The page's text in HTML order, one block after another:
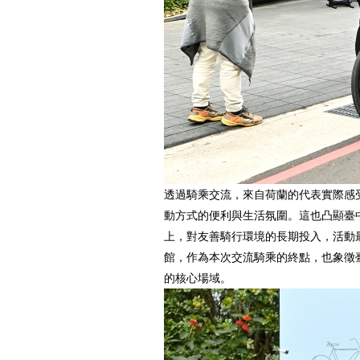
透過騎乘交流，來自荷蘭的代表實際
動方式的便利與生活氛圍。這也凸顯
上，對友善騎行環境的長期投入，活
館，作為本次交流騎乘的終點，也象
的核心場域。